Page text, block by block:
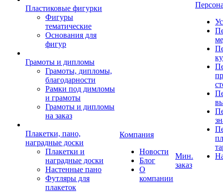
Пластиковые фигурки
Фигуры
тематические
Основания для
фигур
Грамоты и дипломы
Грамоты, дипломы,
благодарности
Рамки под димломы
и грамоты
Грамоты и дипломы
на заказ
Плакетки, пано,
наградные доски
Плакетки и
наградные доски
Настенные пано
Футляры для
плакеток
Компания
Новости
Блог
О
компании
Мин.
заказ